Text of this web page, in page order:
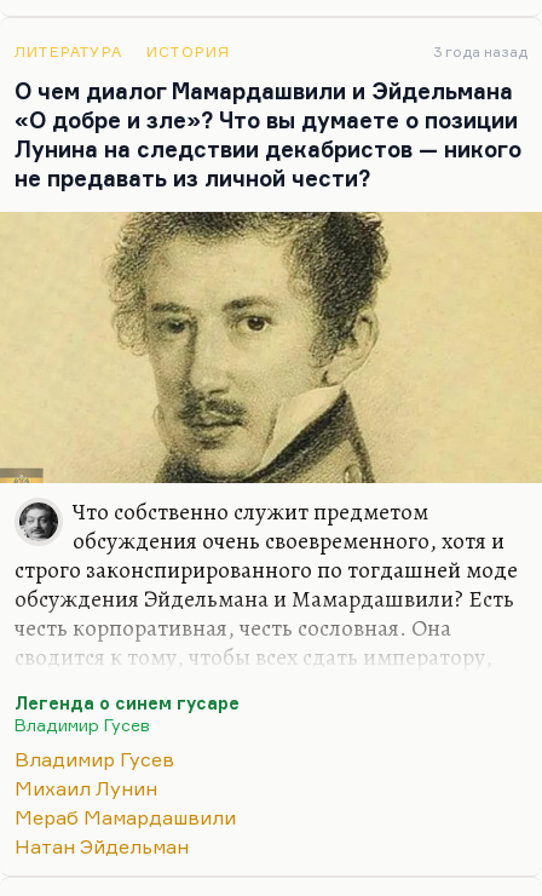
выдающееся счастье нашего общения, нашей
передачи — что мысль иногда приходит, и
приходит неплохая мысль. Надо только это где-
то как-то…
ЛИТЕРАТУРА ИСТОРИЯ 3 года назад
О чем диалог Мамардашвили и Эйдельмана
«О добре и зле»? Что вы думаете о позиции
Лунина на следствии декабристов — никого
не предавать из личной чести?
Что собственно служит предметом
обсуждения очень своевременного, хотя и
строго законспирированного по тогдашней моде
обсуждения Эйдельмана и Мамардашвили? Есть
честь корпоративная, честь сословная. Она
сводится к тому, чтобы всех сдать императору,
лоялен к феодалу. Ну, ничего не поделаешь,
вассал обязан быть лоялен к верховной власти, к
суверену (назовём это так). А что происходит с
личной честью? Личная честь — это… «
Богу, честь — никому»— вот такой девиз, так бы
это формулировалось. Дело в том, что позиция
Легенда о синем гусаре
Владимир Гусев
Владимир Гусев
Михаил Лунин
Мераб Мамардашвили
Натан Эйдельман